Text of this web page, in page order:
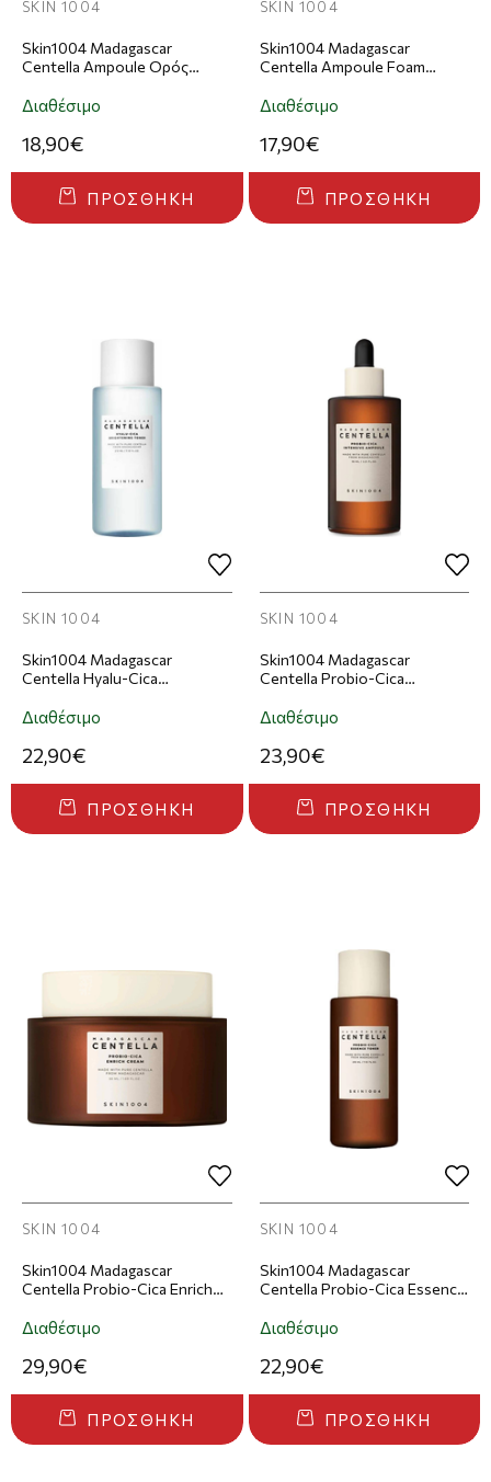
SKIN 1004
Skin1004 Madagascar
Centella Ampoule Ορός
Διαθέσιμο
18,90€
ΠΡΟΣΘΉΚΗ
SKIN 1004
Skin1004 Madagascar
Centella Ampoule Foam
Διαθέσιμο
17,90€
ΠΡΟΣΘΉΚΗ
SKIN 1004
Skin1004 Madagascar
Centella Hyalu-Cica
Προσώπου
Διαθέσιμο
22,90€
ΠΡΟΣΘΉΚΗ
SKIN 1004
Skin1004 Madagascar
Centella Probio-Cica
Προσώπου 50ml
Διαθέσιμο
23,90€
ΠΡΟΣΘΉΚΗ
SKIN 1004
Skin1004 Madagascar
Centella Probio-Cica Enrich
50ml
Διαθέσιμο
29,90€
ΠΡΟΣΘΉΚΗ
SKIN 1004
Skin1004 Madagascar
Centella Probio-Cica Essence
210ml
Διαθέσιμο
22,90€
ΠΡΟΣΘΉΚΗ